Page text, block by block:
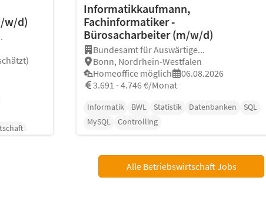
w/d)
Informatikkaufmann,
Fachinformatiker -
Bürosacharbeiter (m/w/d)
Bundesamt für Auswärtige...
Bonn, Nordrhein-Westfalen
Homeoffice möglich
06.08.2026
3.691 - 4.746 €/Monat
Informatik BWL Statistik Datenbanken
SQL
MySQL
Controlling
Alle Betriebswirtschaft Jobs